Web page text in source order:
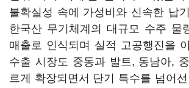
불확실성 속에 가성비와 신속한 납
한국산 무기체계의 대규모 수주 물
매출로 인식되며 실적 고공행진을
수출 시장도 중동과 발트, 동남아,
르게 확장되면서 단기 특수를 넘어